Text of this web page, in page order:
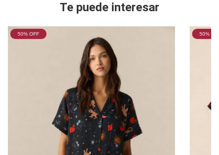
Te puede interesar
50% OFF 50%